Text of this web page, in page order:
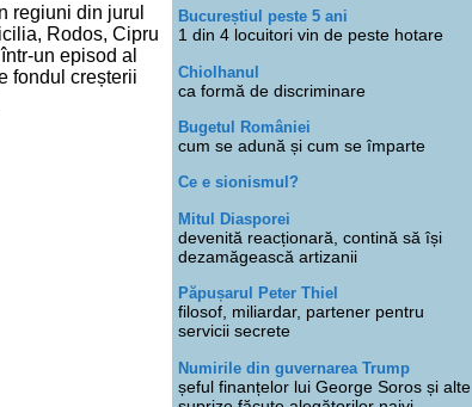
regiuni din jurul
Rodos, Cipru
un episod al
fondul creșterii
Bucureștiul peste 5 ani
1 din 4 locuitori vin de peste hotare
Chiolhanul
ca formă de discriminare
Bugetul României
cum se adună și cum se împarte
Ce e sionismul?
Mitul Diasporei
devenită reacționară, contină să își
dezamăgească artizanii
Păpușarul Peter Thiel
filosof, miliardar, partener pentru
servicii secrete
Numirile din guvernarea Trump
șeful finanțelor lui George Soros și alte